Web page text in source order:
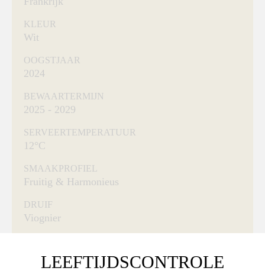
KLEUR
Wit
OOGSTJAAR
2024
BEWAARTERMIJN
2025 - 2029
SERVEERTEMPERATUUR
12°C
SMAAKPROFIEL
Fruitig & Harmonieus
DRUIF
Viognier
0.75 LLEEFTIJDSCONTROLE